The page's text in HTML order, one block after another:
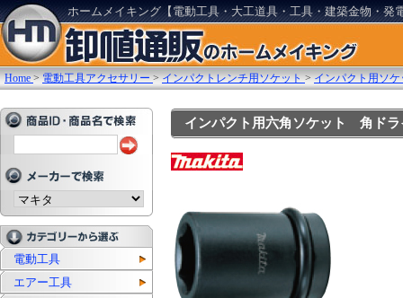
ホームメイキング【電動工具・大工道具・工具・建築金物・発
Home >電動工具アクセサリー >インパクトレンチ用ソケット >インパクト用ソケ
電動工具
エアー工具
インパクト用六角ソケット 角ド